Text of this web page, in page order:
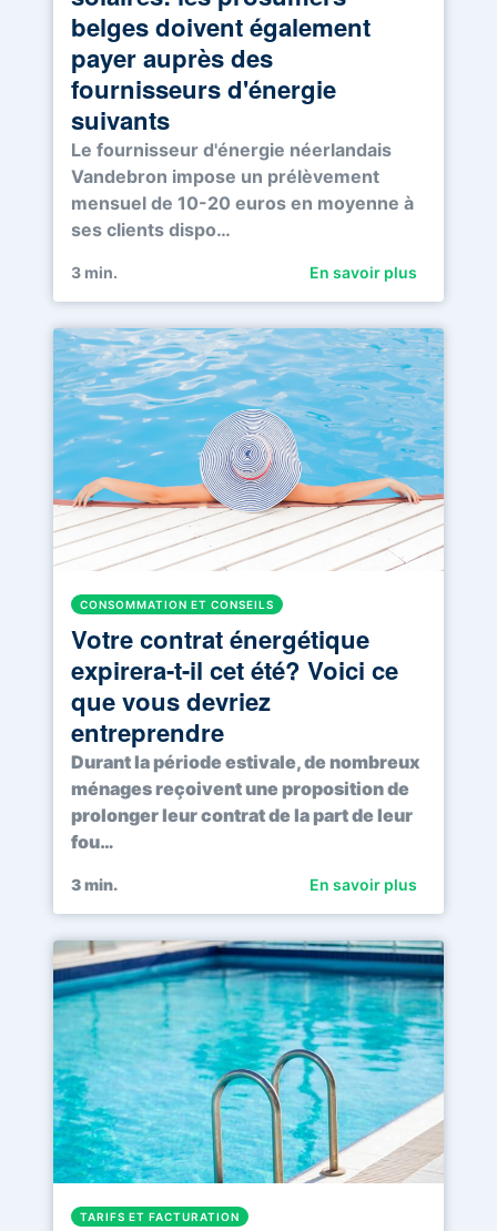
belges doivent également
payer auprès des
fournisseurs d'énergie
suivants
Le fournisseur d'énergie néerlandais
Vandebron impose un prélèvement
mensuel de 10-20 euros en moyenne à
ses clients dispo…
3 min. En savoir plus
CONSOMMATION ET CONSEILS
Votre contrat énergétique
expirera-t-il cet été? Voici ce
que vous devriez
entreprendre
Durant la période estivale, de nombreux
ménages reçoivent une proposition de
prolonger leur contrat de la part de leur
fou…
3min. En savoir plus
TARIFS ET FACTURATION